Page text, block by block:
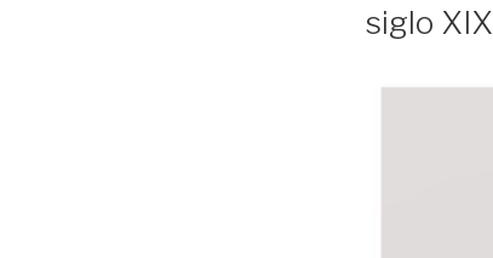
siglo XIX